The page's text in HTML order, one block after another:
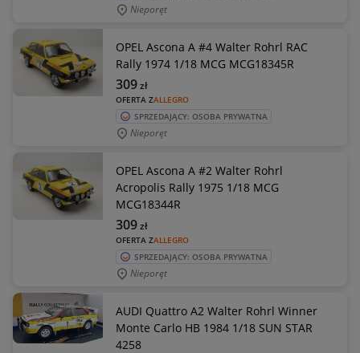
Nieporęt
OPEL Ascona A #4 Walter Rohrl RAC
Rally 1974 1/18 MCG MCG18345R
OFERTA ZALLEGRO
309zł
SPRZEDAJĄCY: OSOBA PRYWATNA
Nieporęt
OPEL Ascona A #2 Walter Rohrl
Acropolis Rally 1975 1/18 MCG
MCG18344R
OFERTA ZALLEGRO
309zł
SPRZEDAJĄCY: OSOBA PRYWATNA
Nieporęt
AUDI Quattro A2 Walter Rohrl Winner
Monte Carlo HB 1984 1/18 SUN STAR
4258